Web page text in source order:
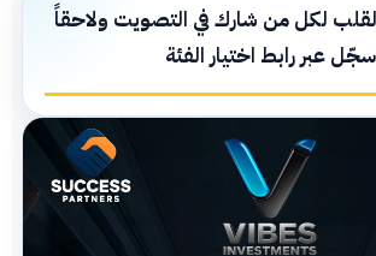
لكل من شارك في التصويت ولاحقاً
سجّل عبر رابط اختيار الفئة